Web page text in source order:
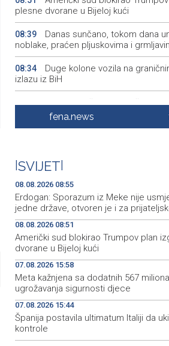
plesne dvorane u Bijeloj kući
08:39
Danas sunčano, tokom dana
noblake, praćen pljuskovima i
08:34
Duge kolone vozila na
izlazu iz BiH
Deset zeničkih rudara četvrtu
Raspotočje
08:25 Najave događaja za 8. 8. 2026.
fena.news
SVIJET
08.08.2026 08:55
Erdogan: Sporazum iz Meke nije
jedne države, otvoren je i za
08.08.2026 08:51
Američki sud blokirao Trumpov plan
dvorane u Bijeloj kući
07.08.2026 15:58
Meta kažnjena sa dodatnih 567
ugrožavanja sigurnosti djece
07.08.2026 15:44
Španija postavila ultimatum Italiji da
kontrole